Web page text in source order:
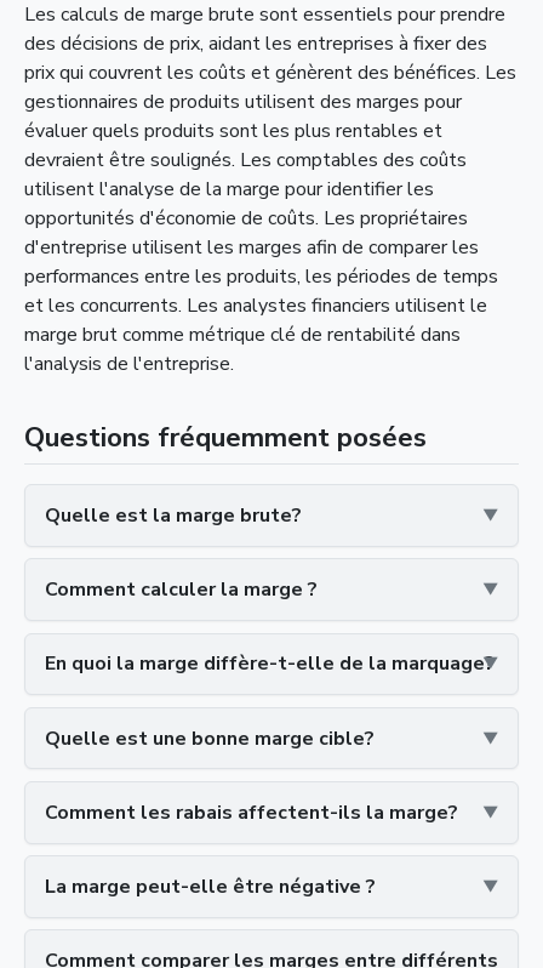
Les calculs de marge brute sont essentiels pour prendre
des décisions de prix, aidant les entreprises à fixer des
prix qui couvrent les coûts et génèrent des bénéfices. Les
gestionnaires de produits utilisent des marges pour
évaluer quels produits sont les plus rentables et
devraient être soulignés. Les comptables des coûts
utilisent l'analyse de la marge pour identifier les
opportunités d'économie de coûts. Les propriétaires
d'entreprise utilisent les marges afin de comparer les
performances entre les produits, les périodes de temps
et les concurrents. Les analystes financiers utilisent le
marge brut comme métrique clé de rentabilité dans
l'analysis de l'entreprise.
Questions fréquemment posées
Quelle est la marge brute?
Comment calculer la marge ?
En quoi la marge diffère-t-elle de la marquage?
Quelle est une bonne marge cible?
Comment les rabais affectent-ils la marge?
La marge peut-elle être négative ?
Comment comparer les marges entre différents